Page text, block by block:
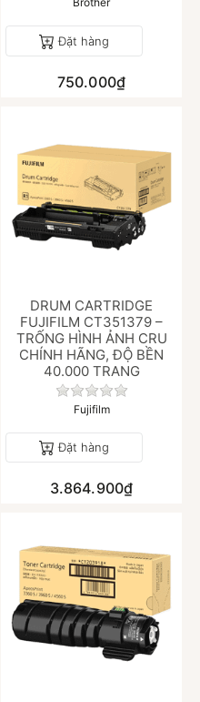
Đặt hàng
750.000₫
nào cho sản phẩm này.
DRUM CARTRIDGE
FUJIFILM CT351379 –
TRỐNG HÌNH ẢNH CRU
CHÍNH HÃNG, ĐỘ BỀN
40.000 TRANG
Chưa có đánh
Fujifilm
Đặt hàng
3.864.900₫